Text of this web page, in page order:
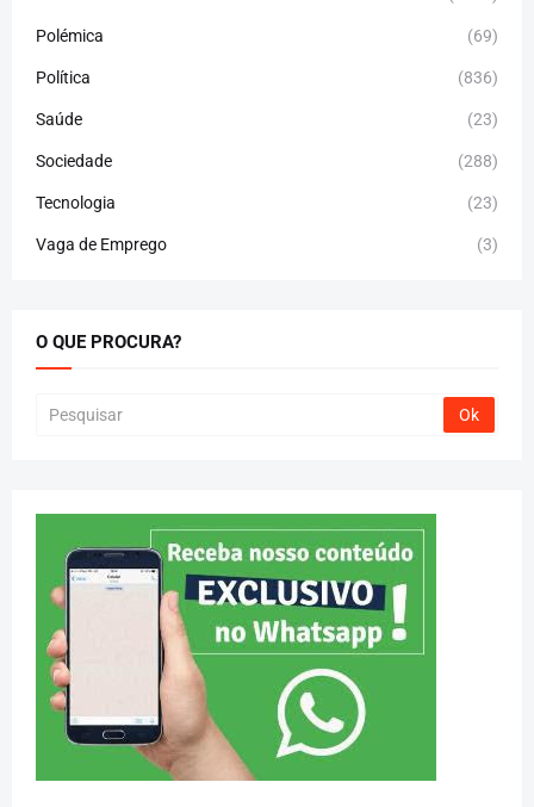
Polémica (69)
Política (836)
Saúde (23)
Sociedade (288)
Tecnologia (23)
Vaga de Emprego (3)
O QUE PROCURA?